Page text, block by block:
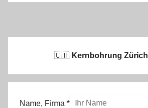
🇨🇭 Kernbohrung Zürich
Name, Firma *